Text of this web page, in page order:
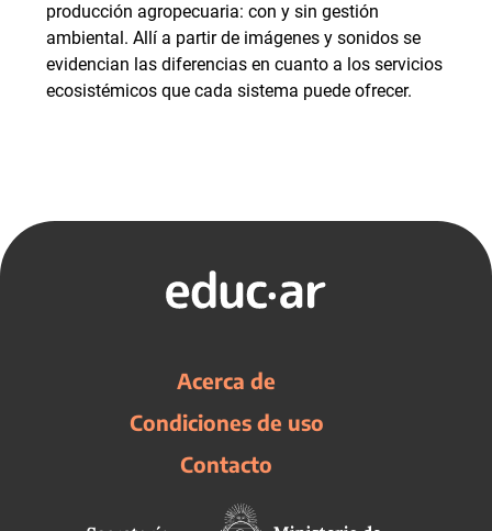
producción agropecuaria: con y sin gestión
ambiental. Allí a partir de imágenes y sonidos se
evidencian las diferencias en cuanto a los servicios
ecosistémicos que cada sistema puede ofrecer.
Acerca de
Condiciones de uso
Contacto